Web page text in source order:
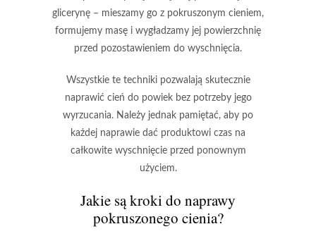
glicerynę – mieszamy go z pokruszonym cieniem,
formujemy masę i wygładzamy jej powierzchnię
przed pozostawieniem do wyschnięcia.
Wszystkie te techniki pozwalają skutecznie
naprawić cień do powiek bez potrzeby jego
wyrzucania. Należy jednak pamiętać, aby po
każdej naprawie dać produktowi czas na
całkowite wyschnięcie przed ponownym
użyciem.
Jakie są kroki do naprawy
pokruszonego cienia?